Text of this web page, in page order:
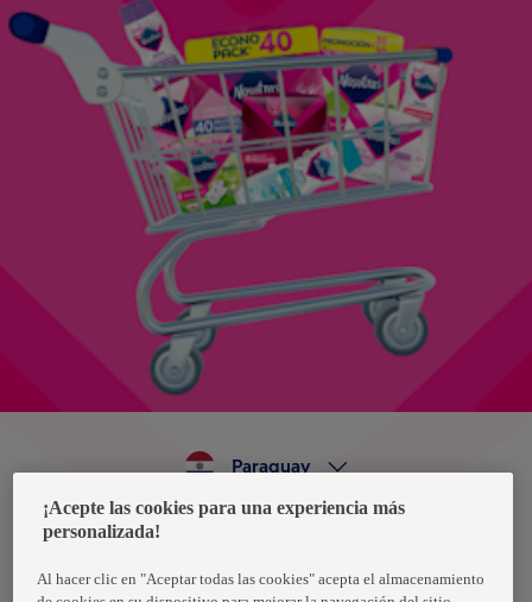
Política de privacidad de datos
Paraguay
¡Acepte las cookies para una experiencia más
personalizada!
Al hacer clic en "Aceptar todas las cookies" acepta el almacenamiento